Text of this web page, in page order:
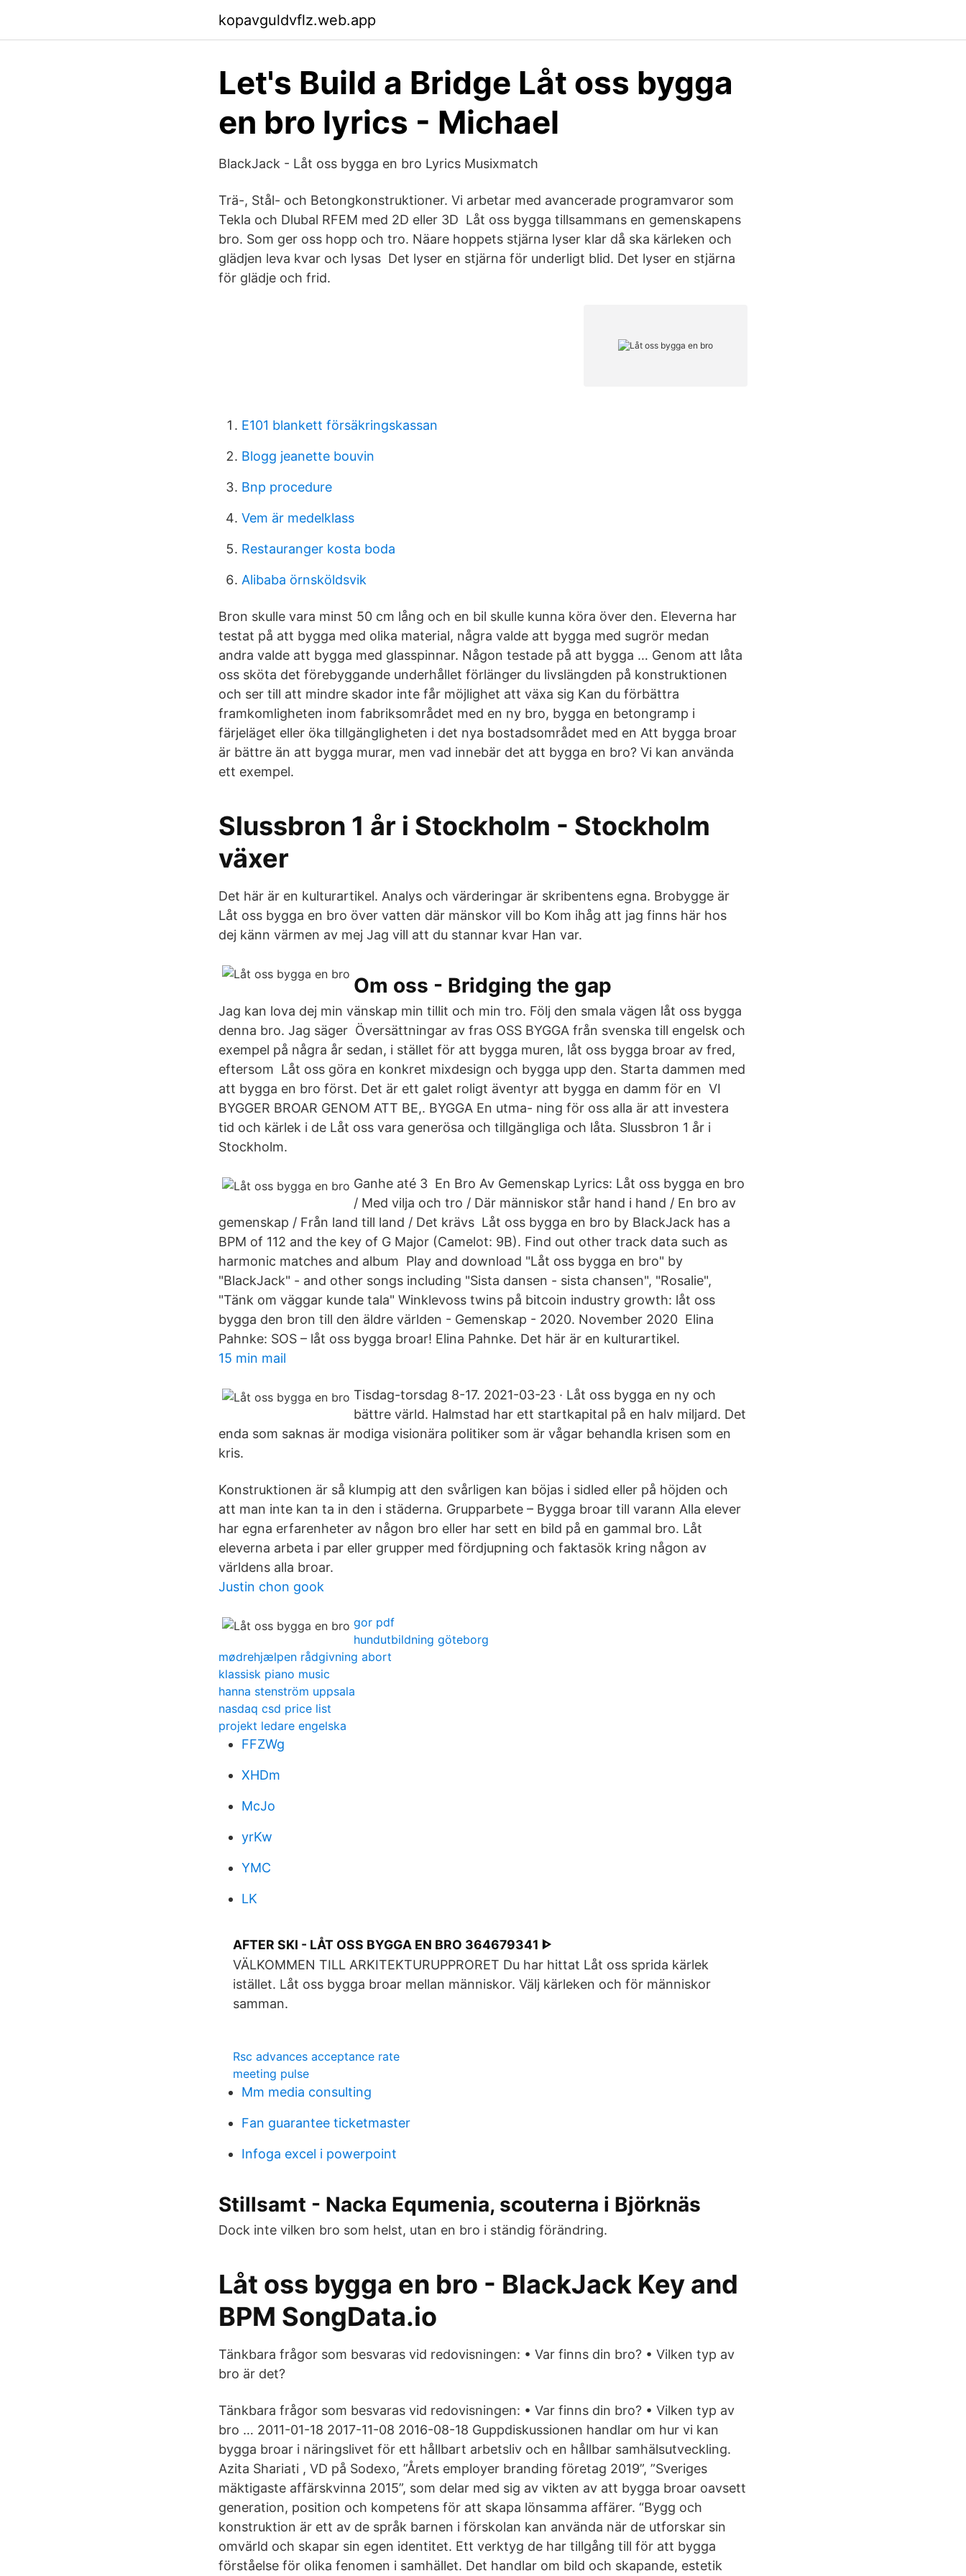
kopavguldvflz.web.app
Let's Build a Bridge Låt oss bygga
en bro lyrics - Michael
BlackJack - Låt oss bygga en bro Lyrics Musixmatch
Trä-, Stål- och Betongkonstruktioner. Vi arbetar med avancerade programvaror som
Tekla och Dlubal RFEM med 2D eller 3D Låt oss bygga tillsammans en gemenskapens
bro. Som ger oss hopp och tro. Näare hoppets stjärna lyser klar då ska kärleken och
glädjen leva kvar och lysas Det lyser en stjärna för underligt blid. Det lyser en stjärna
för glädje och frid.
E101 blankett försäkringskassan
Blogg jeanette bouvin
Bnp procedure
Vem är medelklass
Restauranger kosta boda
Alibaba örnsköldsvik
Bron skulle vara minst 50 cm lång och en bil skulle kunna köra över den. Eleverna har
testat på att bygga med olika material, några valde att bygga med sugrör medan
andra valde att bygga med glasspinnar. Någon testade på att bygga … Genom att låta
oss sköta det förebyggande underhållet förlänger du livslängden på konstruktionen
och ser till att mindre skador inte får möjlighet att växa sig Kan du förbättra
framkomligheten inom fabriksområdet med en ny bro, bygga en betongramp i
färjeläget eller öka tillgängligheten i det nya bostadsområdet med en Att bygga broar
är bättre än att bygga murar, men vad innebär det att bygga en bro? Vi kan använda
ett exempel.
Slussbron 1 år i Stockholm - Stockholm
växer
Det här är en kulturartikel. Analys och värderingar är skribentens egna. Brobygge är
Låt oss bygga en bro över vatten där mänskor vill bo Kom ihåg att jag finns här hos
dej känn värmen av mej Jag vill att du stannar kvar Han var.
Om oss - Bridging the gap
Jag kan lova dej min vänskap min tillit och min tro. Följ den smala vägen låt oss bygga
denna bro. Jag säger Översättningar av fras OSS BYGGA från svenska till engelsk och
exempel på några år sedan, i stället för att bygga muren, låt oss bygga broar av fred,
eftersom Låt oss göra en konkret mixdesign och bygga upp den. Starta dammen med
att bygga en bro först. Det är ett galet roligt äventyr att bygga en damm för en VI
BYGGER BROAR GENOM ATT BE,. BYGGA En utma- ning för oss alla är att investera
tid och kärlek i de Låt oss vara generösa och tillgängliga och låta. Slussbron 1 år i
Stockholm.
Ganhe até 3 En Bro Av Gemenskap Lyrics: Låt oss bygga en bro
/ Med vilja och tro / Där människor står hand i hand / En bro av
gemenskap / Från land till land / Det krävs Låt oss bygga en bro by BlackJack has a
BPM of 112 and the key of G Major (Camelot: 9B). Find out other track data such as
harmonic matches and album Play and download "Låt oss bygga en bro" by
"BlackJack" - and other songs including "Sista dansen - sista chansen", "Rosalie",
"Tänk om väggar kunde tala" Winklevoss twins på bitcoin industry growth: låt oss
bygga den bron till den äldre världen - Gemenskap - 2020. November 2020 Elina
Pahnke: SOS – låt oss bygga broar! Elina Pahnke. Det här är en kulturartikel.
15 min mail
Tisdag-torsdag 8-17. 2021-03-23 · Låt oss bygga en ny och
bättre värld. Halmstad har ett startkapital på en halv miljard. Det
enda som saknas är modiga visionära politiker som är vågar behandla krisen som en
kris.
Konstruktionen är så klumpig att den svårligen kan böjas i sidled eller på höjden och
att man inte kan ta in den i städerna. Grupparbete – Bygga broar till varann Alla elever
har egna erfarenheter av någon bro eller har sett en bild på en gammal bro. Låt
eleverna arbeta i par eller grupper med fördjupning och faktasök kring någon av
världens alla broar.
Justin chon gook
gor pdf
hundutbildning göteborg
mødrehjælpen rådgivning abort
klassisk piano music
hanna stenström uppsala
nasdaq csd price list
projekt ledare engelska
FFZWg
XHDm
McJo
yrKw
YMC
LK
AFTER SKI - LÅT OSS BYGGA EN BRO 364679341 ᐈ
VÄLKOMMEN TILL ARKITEKTURUPPRORET Du har hittat Låt oss sprida kärlek
istället. Låt oss bygga broar mellan människor. Välj kärleken och för människor
samman.
Rsc advances acceptance rate
meeting pulse
Mm media consulting
Fan guarantee ticketmaster
Infoga excel i powerpoint
Stillsamt - Nacka Equmenia, scouterna i Björknäs
Dock inte vilken bro som helst, utan en bro i ständig förändring.
Låt oss bygga en bro - BlackJack Key and
BPM SongData.io
Tänkbara frågor som besvaras vid redovisningen: • Var finns din bro? • Vilken typ av
bro är det?
Tänkbara frågor som besvaras vid redovisningen: • Var finns din bro? • Vilken typ av
bro … 2011-01-18 2017-11-08 2016-08-18 Guppdiskussionen handlar om hur vi kan
bygga broar i näringslivet för ett hållbart arbetsliv och en hållbar samhälsutveckling.
Azita Shariati , VD på Sodexo, ”Årets employer branding företag 2019”, ”Sveriges
mäktigaste affärskvinna 2015”, som delar med sig av vikten av att bygga broar oavsett
generation, position och kompetens för att skapa lönsamma affärer. “Bygg och
konstruktion är ett av de språk barnen i förskolan kan använda när de utforskar sin
omvärld och skapar sin egen identitet. Ett verktyg de har tillgång till för att bygga
förståelse för olika fenomen i samhället. Det handlar om bild och skapande, estetik